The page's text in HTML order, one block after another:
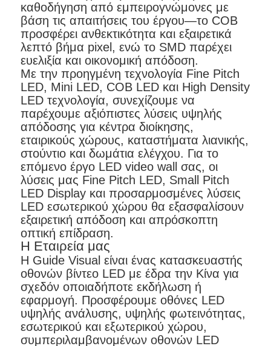
καθοδήγηση από εμπειρογνώμονες με
βάση τις απαιτήσεις του έργου—το COB
προσφέρει ανθεκτικότητα και εξαιρετικά
λεπτό βήμα pixel, ενώ το SMD παρέχει
ευελιξία και οικονομική απόδοση.
Με την προηγμένη τεχνολογία Fine Pitch
LED, Mini LED, COB LED και High Density
LED τεχνολογία, συνεχίζουμε να
παρέχουμε αξιόπιστες λύσεις υψηλής
απόδοσης για κέντρα διοίκησης,
εταιρικούς χώρους, καταστήματα λιανικής,
στούντιο και δωμάτια ελέγχου. Για το
επόμενο έργο LED video wall σας, οι
λύσεις μας Fine Pitch LED, Small Pitch
LED Display και προσαρμοσμένες λύσεις
LED εσωτερικού χώρου θα εξασφαλίσουν
εξαιρετική απόδοση και απρόσκοπτη
οπτική επίδραση.
Η Εταιρεία μας
Η Guide Visual είναι ένας κατασκευαστής
οθονών βίντεο LED με έδρα την Κίνα για
σχεδόν οποιαδήποτε εκδήλωση ή
εφαρμογή. Προσφέρουμε οθόνες LED
υψηλής ανάλυσης, υψηλής φωτεινότητας,
εσωτερικού και εξωτερικού χώρου,
συμπεριλαμβανομένων οθονών LED